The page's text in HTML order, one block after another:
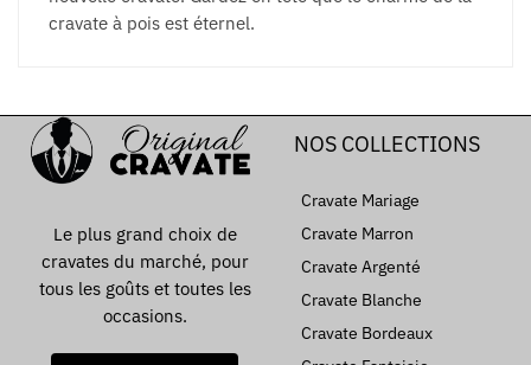
cravate à pois est éternel.
Le plus grand choix de
cravates du marché, pour
tous les goûts et toutes les
occasions.
NOS COLLECTIONS
Cravate Mariage
Cravate Marron
Cravate Argenté
Cravate Blanche
Cravate Bordeaux